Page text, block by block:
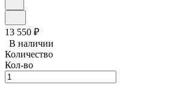
13 550 ₽
В наличии
Количество
Кол-во